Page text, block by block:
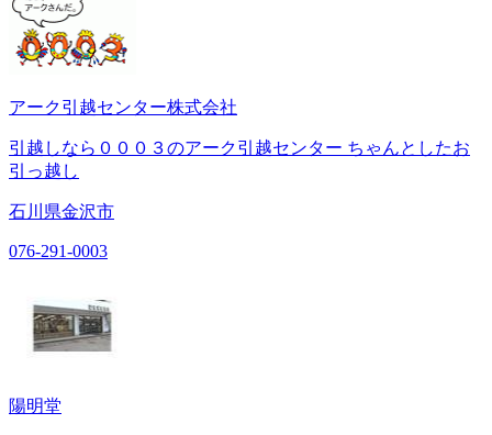
アーク引越センター株式会社
引越しなら０００３のアーク引越センター ちゃんとしたお
引っ越し
石川県金沢市
076-291-0003
陽明堂